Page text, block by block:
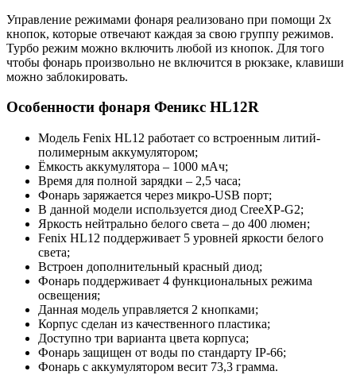
Управление режимами фонаря реализовано при помощи 2х
кнопок, которые отвечают каждая за свою группу режимов.
Турбо режим можно включить любой из кнопок. Для того
чтобы фонарь произвольно не включится в рюкзаке, клавиши
можно заблокировать.
Особенности фонаря Феникс HL12R
Модель Fenix HL12 работает со встроенным литий-
полимерным аккумулятором;
Ёмкость аккумулятора – 1000 мАч;
Время для полной зарядки – 2,5 часа;
Фонарь заряжается через микро-USB порт;
В данной модели используется диод CreeXP-G2;
Яркость нейтрально белого света – до 400 люмен;
Fenix HL12 поддерживает 5 уровней яркости белого
света;
Встроен дополнительный красный диод;
Фонарь поддерживает 4 функциональных режима
освещения;
Данная модель управляется 2 кнопками;
Корпус сделан из качественного пластика;
Доступно три варианта цвета корпуса;
Фонарь защищен от воды по стандарту IP-66;
Фонарь с аккумулятором весит 73,3 грамма.